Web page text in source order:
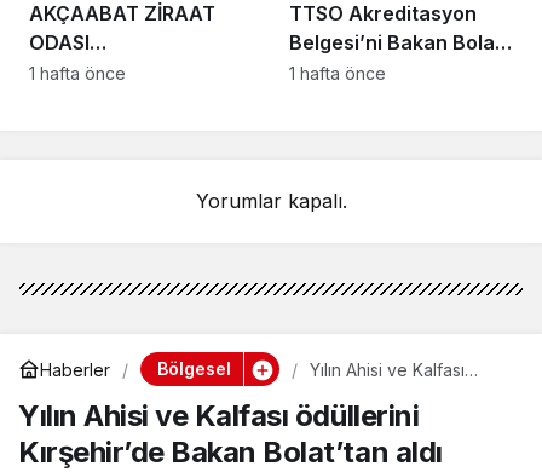
AKÇAABAT ZİRAAT
ODASI
BAŞKANLIĞINDAN
1 hafta önce
TTSO Akreditasyon
Belgesi’ni Bakan Bolat
ve Başkan
1 hafta önce
Yorumlar kapalı.
Haberler Bölgesel
Yılın Ahisi ve Kalfası
Bakan Bolat’tan aldı
Yılın Ahisi ve Kalfası ödüllerini
Kırşehir’de Bakan Bolat’tan aldı